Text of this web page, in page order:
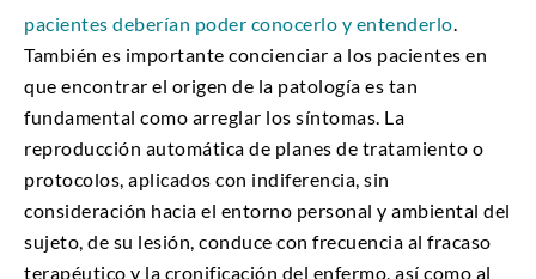
pacientes deberían poder conocerlo y entenderlo.
También es importante concienciar a los pacientes en
que encontrar el origen de la patología es tan
fundamental como arreglar los síntomas. La
reproducción automática de planes de tratamiento o
protocolos, aplicados con indiferencia, sin
consideración hacia el entorno personal y ambiental del
sujeto, de su lesión, conduce con frecuencia al fracaso
terapéutico y la cronificación del enfermo, así como al